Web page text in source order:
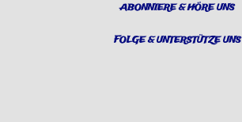
ABONNIERE & HÖRE UNS
FOLGE & UNTERSTÜTZE UNS